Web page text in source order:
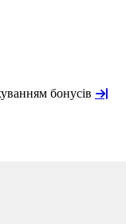
бонусів